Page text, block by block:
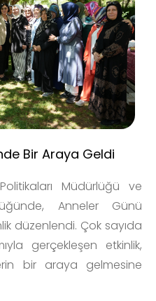
Bir Araya Geldi
Müdürlüğü ve
Anneler Günü
düzenlendi. Çok sayıda
gerçekleşen etkinlik,
bir araya gelmesine